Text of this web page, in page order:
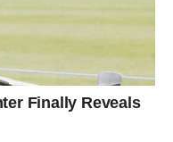
kada emocije postaju
veoma važne